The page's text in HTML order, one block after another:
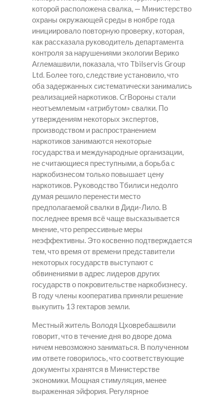
которой расположена свалка, — Министерство
охраны окружающей среды в ноябре года
инициировало повторную проверку, которая,
как рассказала руководитель департамента
контроля за нарушениями экологии Верико
Аглемашвили, показала, что Tbilservis Group
Ltd. Более того, следствие установило, что
оба задержанных систематически занимались
реализацией наркотиков. CrВороны стали
неотъемлемым «атрибутом» свалки. По
утверждениям некоторых экспертов,
производством и распространением
наркотиков занимаются некоторые
государства и международные организации,
не считающиеся преступными, а борьба с
наркобизнесом только повышает цену
наркотиков. Руководство Тбилиси недолго
думая решило перенести место
предполагаемой свалки в Диди-Лило. В
последнее время всё чаще высказывается
мнение, что репрессивные меры
неэффективны. Это косвенно подтверждается
тем, что время от времени представители
некоторых государств выступают с
обвинениями в адрес лидеров других
государств о покровительстве наркобизнесу.
В году члены кооператива приняли решение
выкупить 13 гектаров земли.
Местный житель Володя Цховребашвили
говорит, что в течение дня во дворе дома
ничем невозможно заниматься. В полученном
им ответе говорилось, что соответствующие
документы хранятся в Министерстве
экономики. Мощная стимуляция, менее
выраженная эйфория. Регулярное